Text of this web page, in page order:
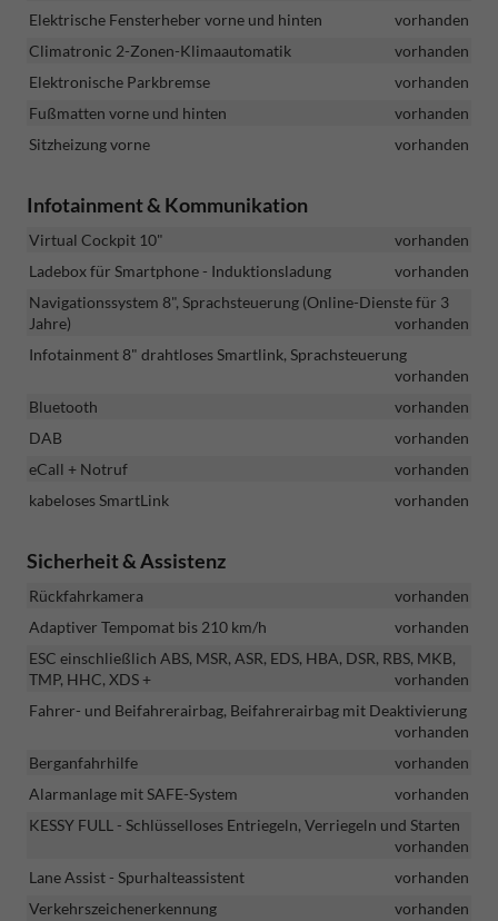
Elektrische Fensterheber vorne und hinten
vorhanden
Climatronic 2-Zonen-Klimaautomatik
vorhanden
Elektronische Parkbremse
vorhanden
Fußmatten vorne und hinten
vorhanden
Sitzheizung vorne
vorhanden
Infotainment & Kommunikation
Virtual Cockpit 10"
vorhanden
Ladebox für Smartphone - Induktionsladung
vorhanden
Navigationssystem 8", Sprachsteuerung (Online-Dienste für 3
Jahre)
vorhanden
Infotainment 8" drahtloses Smartlink, Sprachsteuerung
vorhanden
Bluetooth
vorhanden
DAB
vorhanden
eCall + Notruf
vorhanden
kabeloses SmartLink
vorhanden
Sicherheit & Assistenz
Rückfahrkamera
vorhanden
Adaptiver Tempomat bis 210 km/h
vorhanden
ESC einschließlich ABS, MSR, ASR, EDS, HBA, DSR, RBS, MKB,
TMP, HHC, XDS +
vorhanden
Fahrer- und Beifahrerairbag, Beifahrerairbag mit Deaktivierung
vorhanden
Berganfahrhilfe
vorhanden
Alarmanlage mit SAFE-System
vorhanden
KESSY FULL - Schlüsselloses Entriegeln, Verriegeln und Starten
vorhanden
Lane Assist - Spurhalteassistent
vorhanden
Verkehrszeichenerkennung
vorhanden